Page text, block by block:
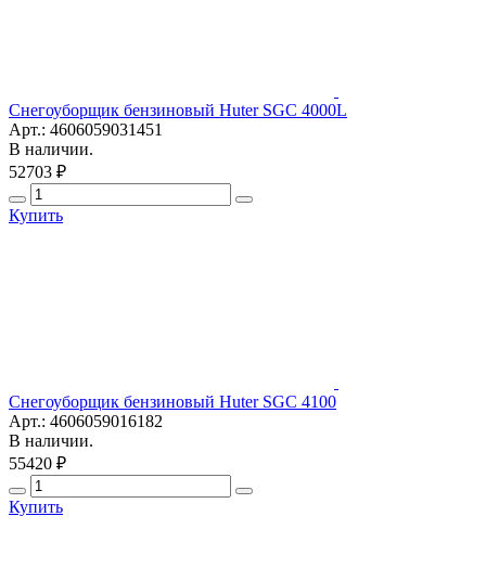
Снегоуборщик бензиновый Huter SGC 4000L
Арт.: 4606059031451
В наличии.
52703 ₽
Купить
Снегоуборщик бензиновый Huter SGC 4100
Арт.: 4606059016182
В наличии.
55420 ₽
Купить